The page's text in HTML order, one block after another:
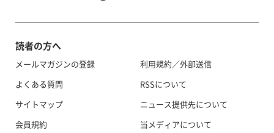
読者の方へ
メールマガジンの登録
よくある質問
サイトマップ
会員規約
利用規約／外部送信
RSSについて
ニュース提供先について
当メディアについて